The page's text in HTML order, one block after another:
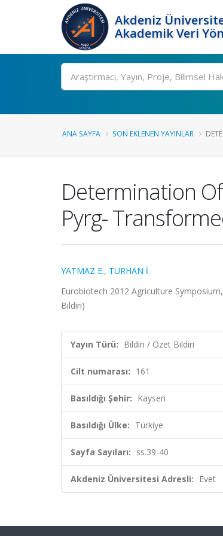
Akdeniz
Akademik Veri
Ara
ANA SAYFA SON EKLENEN YAYINLAR
Determination
Pyrg-
YATMAZ E., TURHAN İ.
Eurobiotech 2012 Agriculture
Bildiri)
Yayın Türü: Bildiri / Özet Bildiri
Cilt numarası: 161
Basıldığı Şehir: Kayseri
Basıldığı Ülke: Türkiye
Sayfa Sayıları: ss.39-40
Akdeniz Üniversitesi Adresli: Evet